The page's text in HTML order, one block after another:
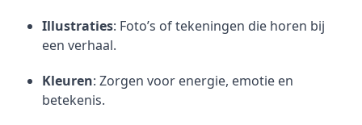
Illustraties: Foto’s of tekeningen die horen bij
een verhaal.
Kleuren: Zorgen voor energie, emotie en
betekenis.